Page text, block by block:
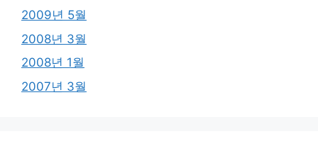
2009년 5월
2008년 3월
2008년 1월
2007년 3월